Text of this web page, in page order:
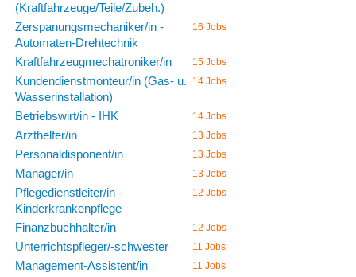
(Kraftfahrzeuge/Teile/Zubeh.)
Zerspanungsmechaniker/in -
Automaten-Drehtechnik
16 Jobs
Kraftfahrzeugmechatroniker/in 15 Jobs
Kundendienstmonteur/in (Gas- u.
Wasserinstallation)
14 Jobs
Betriebswirt/in - IHK 14 Jobs
Arzthelfer/in 13 Jobs
Personaldisponent/in 13 Jobs
Manager/in 13 Jobs
Pflegedienstleiter/in -
Kinderkrankenpflege
12 Jobs
Finanzbuchhalter/in 12 Jobs
Unterrichtspfleger/-schwester 11 Jobs
Management-Assistent/in 11 Jobs